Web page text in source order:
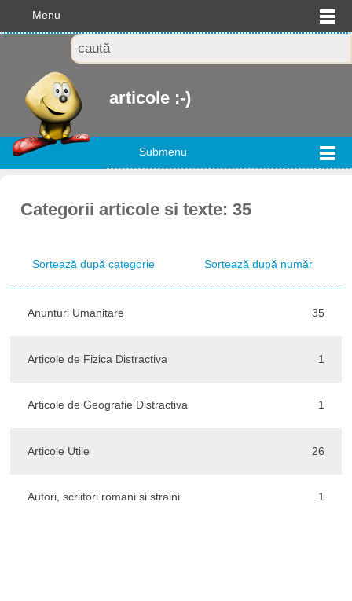
Menu
articole :-)
Submenu
Categorii articole si texte: 35
Sortează după categorie Sortează după număr
Anunturi Umanitare 35
Articole de Fizica Distractiva 1
Articole de Geografie Distractiva 1
Articole Utile 26
Autori, scriitori romani si straini 1